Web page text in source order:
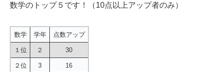
数学のトップ５です！（10点以上アップ者のみ）
数学 学年 点数アップ
１位 ２ 30
２位 3 16